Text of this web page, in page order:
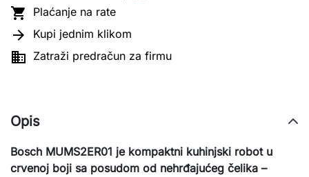
 Plaćanje na rate
 Kupi jednim klikom
 Zatraži predračun za firmu
Opis
Bosch MUMS2ER01 je kompaktni kuhinjski robot u
crvenoj boji sa posudom od nehrđajućeg čelika –